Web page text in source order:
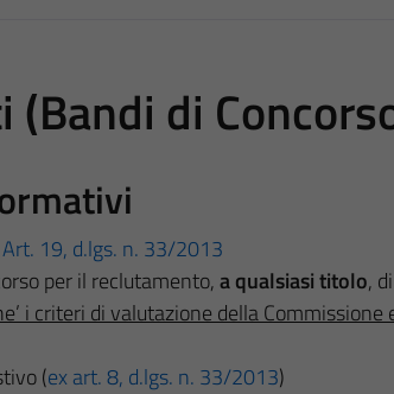
di
Art. 19, d.lgs. n. 33/2013
per il reclutamento,a qualsiasi titolo,
i criteri di valutazione della Commissione
(ex art. 8, d.lgs. n. 33/2013)